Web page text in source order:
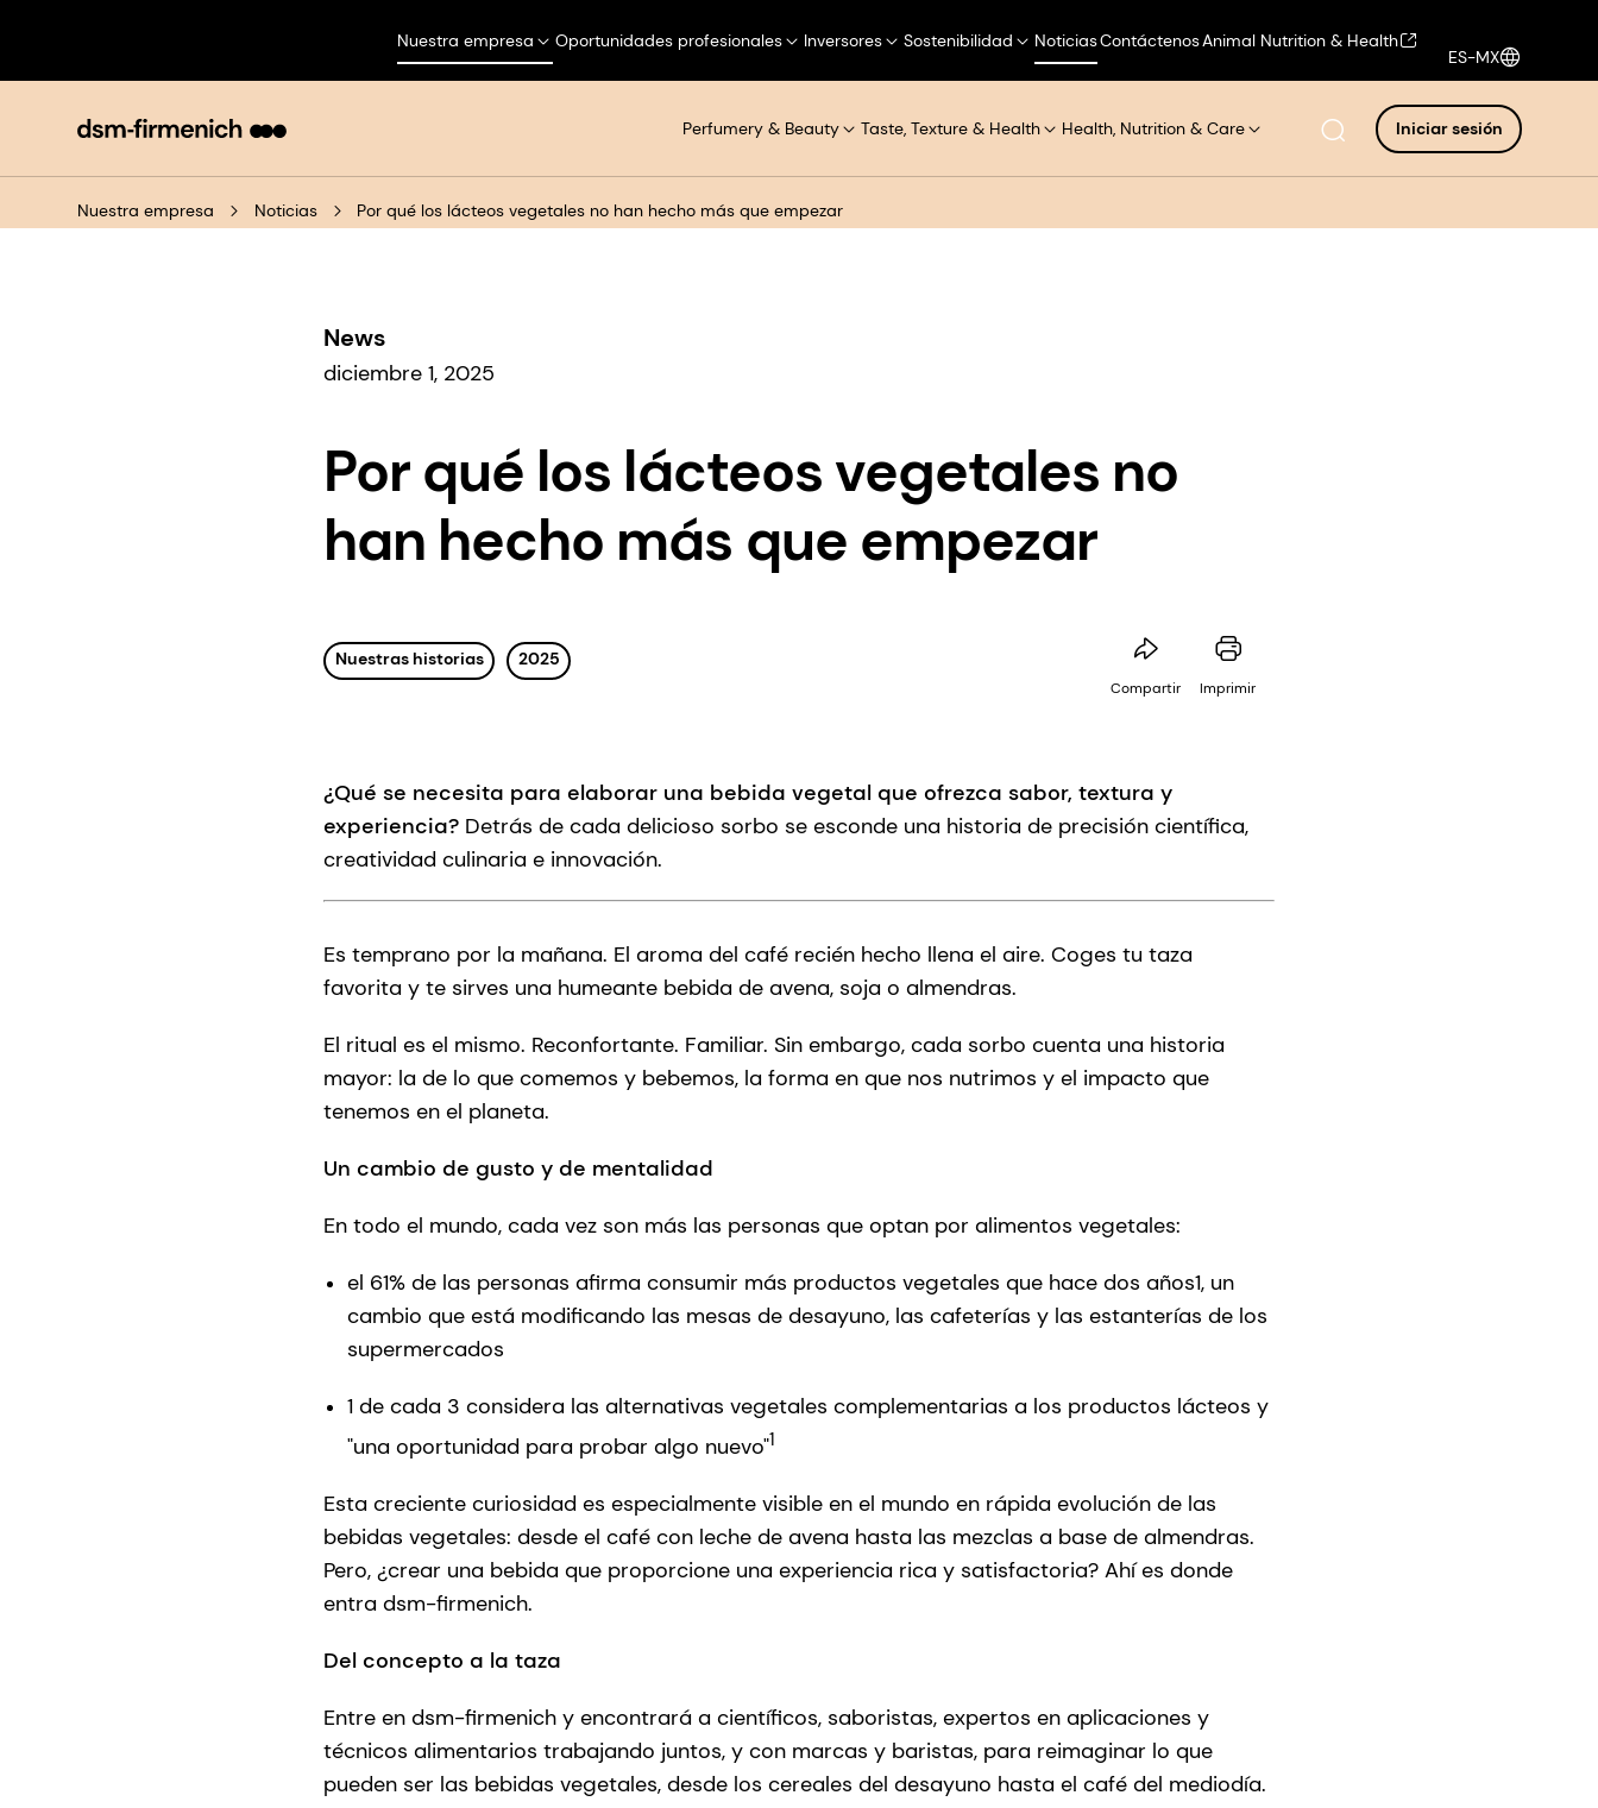
Nuestra empresa Oportunidades profesionales Inversores Sostenibilidad NoticiasContáctenosAnimal Nutrition & Health
ES-MX
Perfumery & Beauty Taste, Texture & Health Health, Nutrition & Care Iniciar sesión
Nuestra empresa Noticias Por qué los lácteos vegetales no han hecho más que empezar
News
diciembre 1, 2025
Por qué los lácteos vegetales no
han hecho más que empezar
Nuestras historias 2025
Compartir Imprimir
¿Qué se necesita para elaborar una bebida vegetal que ofrezca sabor, textura y
experiencia? Detrás de cada delicioso sorbo se esconde una historia de precisión científica,
creatividad culinaria e innovación.
Es temprano por la mañana. El aroma del café recién hecho llena el aire. Coges tu taza
favorita y te sirves una humeante bebida de avena, soja o almendras.
El ritual es el mismo. Reconfortante. Familiar. Sin embargo, cada sorbo cuenta una historia
mayor: la de lo que comemos y bebemos, la forma en que nos nutrimos y el impacto que
tenemos en el planeta.
Un cambio de gusto y de mentalidad
En todo el mundo, cada vez son más las personas que optan por alimentos vegetales:
el 61% de las personas afirma consumir más productos vegetales que hace dos años1, un
cambio que está modificando las mesas de desayuno, las cafeterías y las estanterías de los
supermercados
1 de cada 3 considera las alternativas vegetales complementarias a los productos lácteos y
"una oportunidad para probar algo nuevo"1
Esta creciente curiosidad es especialmente visible en el mundo en rápida evolución de las
bebidas vegetales: desde el café con leche de avena hasta las mezclas a base de almendras.
Pero, ¿crear una bebida que proporcione una experiencia rica y satisfactoria? Ahí es donde
entra dsm-firmenich.
Del concepto a la taza
Entre en dsm-firmenich y encontrará a científicos, saboristas, expertos en aplicaciones y
técnicos alimentarios trabajando juntos, y con marcas y baristas, para reimaginar lo que
pueden ser las bebidas vegetales, desde los cereales del desayuno hasta el café del mediodía.